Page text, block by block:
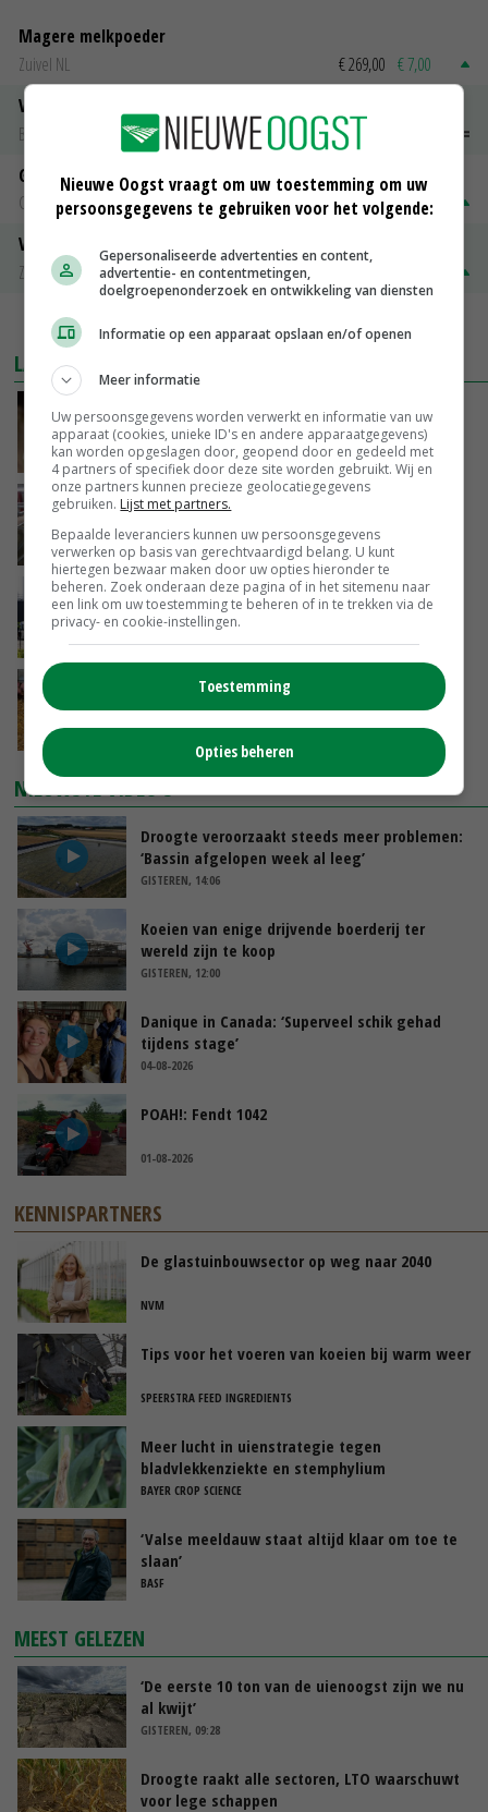
Magere melkpoeder
Zuivel NL
€ 269,00 € 7,00
Vleeskuikens 2001-2600 gr
Barneveld
€ 1,09
Gerst
Groningen
€ 197,00 € 2,00
Volle melkpoeder
Zuivel NL
LAATSTE NIEUWS
Boterberg zit echt herstel zuivelmarkt in de
weg
VANDAAG, 08:59
‘Door hittegolf is aantal terugkomers bij
zeugen verdubbeld’
VANDAAG, 06:19
Gemiddelde Europese melkprijs daalt licht in
juni
Frans onderzoekcentrum bestrijkt hele
varkensvleesketen
GISTEREN, 15:29
NIEUWSTE VIDEO'S
Droogte veroorzaakt steeds meer problemen:
‘Bassin afgelopen week al leeg’
GISTEREN, 14:06
Koeien van enige drijvende boerderij ter
wereld zijn te koop
GISTEREN, 12:00
Danique in Canada: ‘Superveel schik gehad
tijdens stage’
04-08-2026
POAH!: Fendt 1042
01-08-2026
KENNISPARTNERS
De glastuinbouwsector op weg naar 2040
NVM
Tips voor het voeren van koeien bij warm weer
SPEERSTRA FEED INGREDIENTS
Meer lucht in uienstrategie tegen
bladvlekkenziekte en stemphylium
BAYER CROP SCIENCE
‘Valse meeldauw staat altijd klaar om toe te
slaan’
BASF
MEEST GELEZEN
‘De eerste 10 ton van de uienoogst zijn we nu
al kwijt’
GISTEREN, 09:28
Droogte raakt alle sectoren, LTO waarschuwt
voor lege schappen
Nieuwe Oogst vraagt om uw toestemming om uw
persoonsgegevens te gebruiken voor het volgende:
Gepersonaliseerde advertenties en content,
advertentie- en contentmetingen,
doelgroepenonderzoek en ontwikkeling van diensten
Informatie op een apparaat opslaan en/of openen
Meer informatie
Uw persoonsgegevens worden verwerkt en informatie van uw
apparaat (cookies, unieke ID's en andere apparaatgegevens)
kan worden opgeslagen door, geopend door en gedeeld met
4 partners of specifiek door deze site worden gebruikt. Wij en
onze partners kunnen precieze geolocatiegegevens
gebruiken. Lijst met partners.
Bepaalde leveranciers kunnen uw persoonsgegevens
verwerken op basis van gerechtvaardigd belang. U kunt
hiertegen bezwaar maken door uw opties hieronder te
beheren. Zoek onderaan deze pagina of in het sitemenu naar
een link om uw toestemming te beheren of in te trekken via de
privacy- en cookie-instellingen.
Toestemming
Opties beheren